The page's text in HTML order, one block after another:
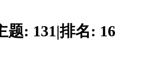
题: 131|排名: 16